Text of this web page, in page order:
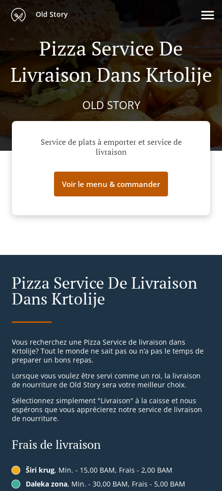
Old Story
Pizza Service De
Livraison Dans Krtolije
OLD STORY
Service de plats à emporter et service de
livraison
Voir le menu & commander
Pizza Service De Livraison
Dans Krtolije
Vous recherchez une Pizza Service de livraison dans
Krtolije? Tout le monde ne sait pas ou n’a pas le temps de
preparer un bons repas.
Lorsque vous voulez être servi comme un roi, la livraison
de nourriture de Old Story sera votre meilleur choix.
Sélectionnez simplement "Livraison" à la caisse et nous
espérons que vous apprécierez notre service de livraison
de nourriture.
Frais de livraison
Širi krug, Min. - 15,00 BAM, Frais - 2,00 BAM
Daleka zona, Min. - 30,00 BAM, Frais - 5,00 BAM